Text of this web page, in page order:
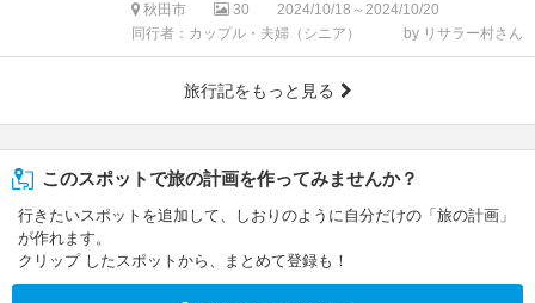
秋田市 30
2024/10/18～2024/10/20
同行者：カップル・夫婦（シニア）
by リサラー村さん
旅行記をもっと見る
このスポットで旅の計画を作ってみませんか？
行きたいスポットを追加して、しおりのように自分だけの「旅の計画」
が作れます。
クリップ したスポットから、まとめて登録も！